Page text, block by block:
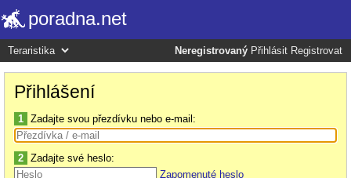
poradna.net
Neregistrovaný Přihlásit Registrovat
Přihlášení
1 Zadajte svou přezdívku nebo e-mail:
2 Zadajte své heslo:
Zapomenuté heslo